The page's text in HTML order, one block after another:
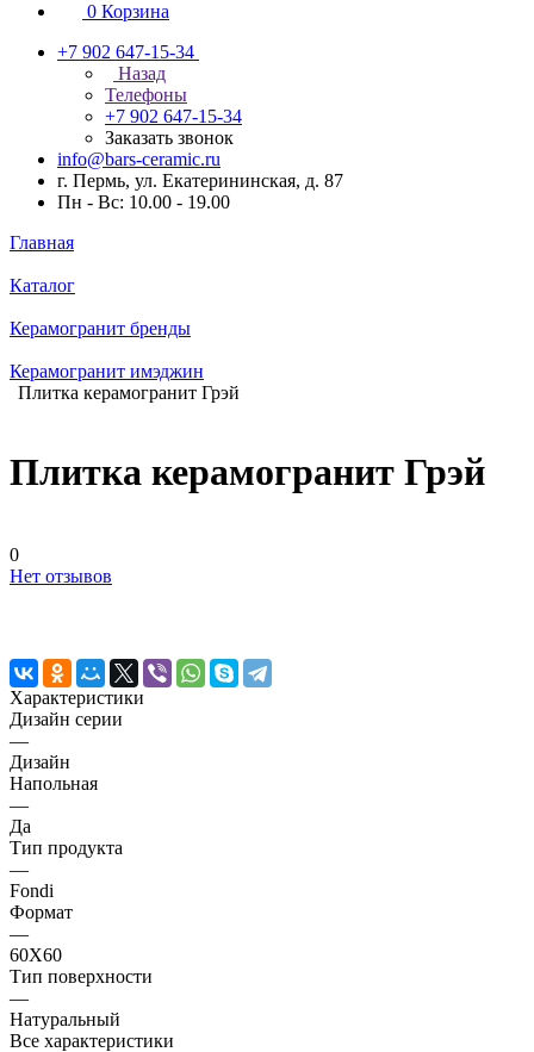
0 Корзина
+7 902 647-15-34
Назад
Телефоны
+7 902 647-15-34
Заказать звонок
info@bars-ceramic.ru
г. Пермь, ул. Екатерининская, д. 87
Пн - Вс: 10.00 - 19.00
Главная
Каталог
Керамогранит бренды
Керамогранит имэджин
Плитка керамогранит Грэй
Плитка керамогранит Грэй
0
Нет отзывов
Характеристики
Дизайн серии
—
Дизайн
Напольная
—
Да
Тип продукта
—
Fondi
Формат
—
60X60
Тип поверхности
—
Натуральный
Все характеристики